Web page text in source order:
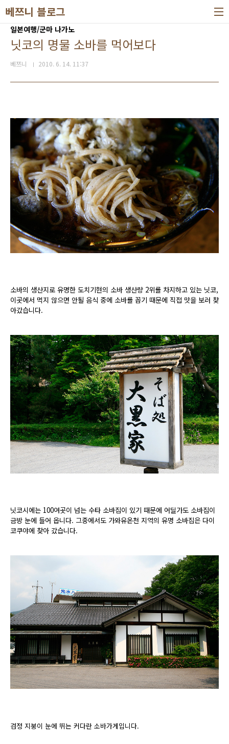
베쯔니 블로그
일본여행/군마 나가노
닛코의 명물 소바를 먹어보다
베쯔니 2010. 6. 14. 11:37
소바의 생산지로 유명한 도치기현의 소바 생산량 2위를 차지하고 있는 닛코,
이곳에서 먹지 않으면 안될 음식 중에 소바를 꼽기 때문에 직접 맛을 보러 찾
아갔습니다.
닛코시에는 100여곳이 넘는 수타 소바집이 있기 때문에 어딜가도 소바집이
금방 눈에 들어 옵니다. 그중에서도 가와유온천 지역의 유명 소바집은 다이
코쿠야에 찾아 갔습니다.
검정 지붕이 눈에 뛰는 커다란 소바가게입니다.